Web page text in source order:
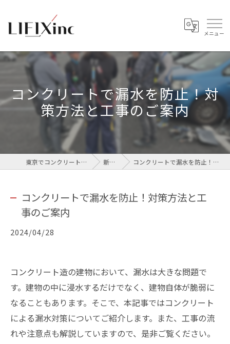
コンクリートで漏水を防止！対
策方法と工事のご案内
東京でコンクリートなら株式会社LIFIX 新着情報 コンクリートで漏水を防止！対策方法と工事のご案内
コンクリートで漏水を防止！対策方法と工
事のご案内
2024/04/28
コンクリート造の建物において、漏水は大きな問題で
す。建物の中に浸水するだけでなく、建物自体が脆弱に
なることもあります。そこで、本記事ではコンクリート
による漏水対策についてご紹介します。また、工事の流
れや注意点も解説していますので、是非ご覧ください。